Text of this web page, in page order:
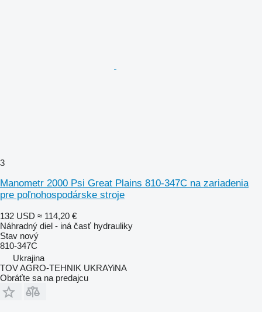
3
Manometr 2000 Psi Great Plains 810-347C na zariadenia
pre poľnohospodárske stroje
132 USD ≈ 114,20 €
Náhradný diel - iná časť hydrauliky
Stav nový
810-347C
Ukrajina
TOV AGRO-TEHNIK UKRAYiNA
Obráťte sa na predajcu